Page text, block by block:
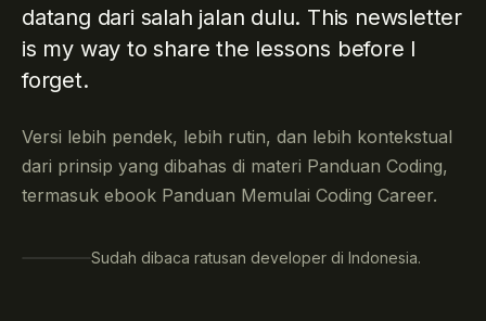
datang dari salah jalan dulu. This newsletter
is my way to share the lessons before I
forget.
Versi lebih pendek, lebih rutin, dan lebih kontekstual
dari prinsip yang dibahas di materi Panduan Coding,
termasuk ebook Panduan Memulai Coding Career.
Sudah dibaca ratusan developer di Indonesia.